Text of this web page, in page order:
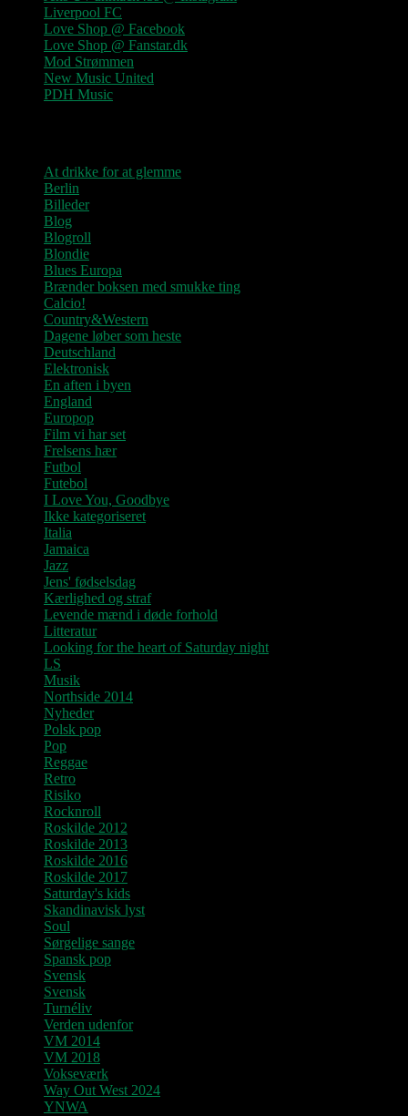
Liverpool FC
Love Shop @ Facebook
Love Shop @ Fanstar.dk
Mod Strømmen
New Music United
PDH Music
At drikke for at glemme
Berlin
Billeder
Blog
Blogroll
Blondie
Blues Europa
Brænder boksen med smukke ting
Calcio!
Country&Western
Dagene løber som heste
Deutschland
Elektronisk
En aften i byen
England
Europop
Film vi har set
Frelsens hær
Futbol
Futebol
I Love You, Goodbye
Ikke kategoriseret
Italia
Jamaica
Jazz
Jens' fødselsdag
Kærlighed og straf
Levende mænd i døde forhold
Litteratur
Looking for the heart of Saturday night
LS
Musik
Northside 2014
Nyheder
Polsk pop
Pop
Reggae
Retro
Risiko
Rocknroll
Roskilde 2012
Roskilde 2013
Roskilde 2016
Roskilde 2017
Saturday's kids
Skandinavisk lyst
Soul
Sørgelige sange
Spansk pop
Svensk
Svensk
Turnéliv
Verden udenfor
VM 2014
VM 2018
Vokseværk
Way Out West 2024
YNWA